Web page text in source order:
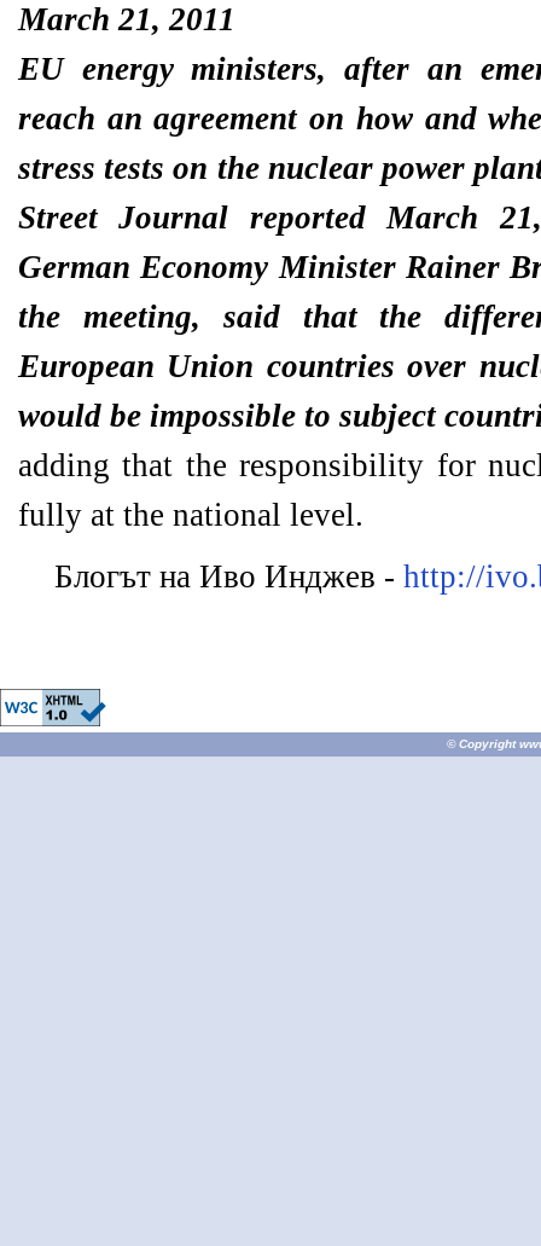
March 21, 2011
EU energy ministers, after an
reach an agreement on how and
stress tests on the nuclear power
Street Journal reported March
German Economy Minister Rainer
the meeting, said that the
European Union countries over
would be impossible to subject
adding that the responsibility for
fully at the national level.
Блогът на Иво Инджев - http://
© Copyright